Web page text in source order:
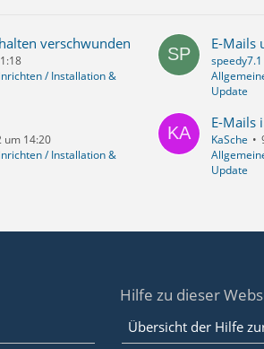
verschwunden
/ Installation &
speedy7.1
Update
um 14:20
/ Installation &
KaSche
Update
Hilfe zu dieser
Übersicht der Hilfe